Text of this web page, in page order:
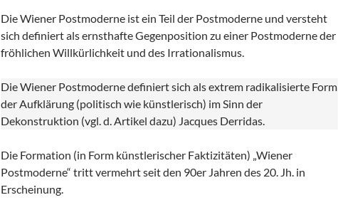
Die Wiener Postmoderne ist ein Teil der Postmoderne und versteht
sich definiert als ernsthafte Gegenposition zu einer Postmoderne der
fröhlichen Willkürlichkeit und des Irrationalismus.
Die Wiener Postmoderne definiert sich als extrem radikalisierte Form
der Aufklärung (politisch wie künstlerisch) im Sinn der
Dekonstruktion (vgl. d. Artikel dazu) Jacques Derridas.
Die Formation (in Form künstlerischer Faktizitäten) „Wiener
Postmoderne“ tritt vermehrt seit den 90er Jahren des 20. Jh. in
Erscheinung.